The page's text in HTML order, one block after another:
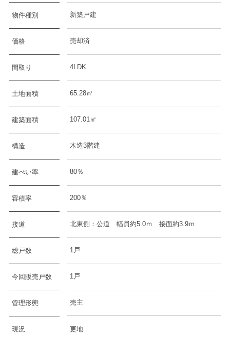
物件種別 新築戸建
価格 売却済
間取り 4LDK
土地面積 65.28㎡
建築面積 107.01㎡
構造 木造3階建
建ぺい率 80％
容積率 200％
接道 北東側：公道 幅員約5.0ｍ 接面約3.9ｍ
総戸数 1戸
今回販売戸数 1戸
管理形態 売主
現況 更地